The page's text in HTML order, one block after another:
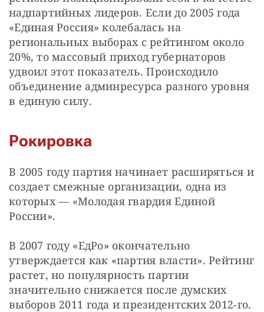
надпартийных лидеров. Если до 2005 года
«Единая Россия» колебалась на
региональных выборах с рейтингом около
20%, то массовый приход губернаторов
удвоил этот показатель. Происходило
объединение админресурса разного уровня
в единую силу.
Рокировка
В 2005 году партия начинает расширяться и
создает смежные организации, одна из
которых — «Молодая гвардия Единой
России».
В 2007 году «ЕдРо» окончательно
утверждается как «партия власти». Рейтинг
растет, но популярность партии
значительно снижается после думских
выборов 2011 года и президентских 2012-го.